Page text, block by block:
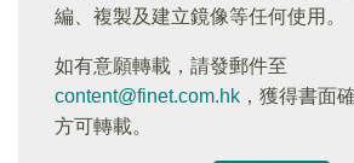
編、複製及建立鏡像等任何使用。
如有意願轉載，請發郵件至
content@finet.com.hk ，獲得書面
方可轉載。